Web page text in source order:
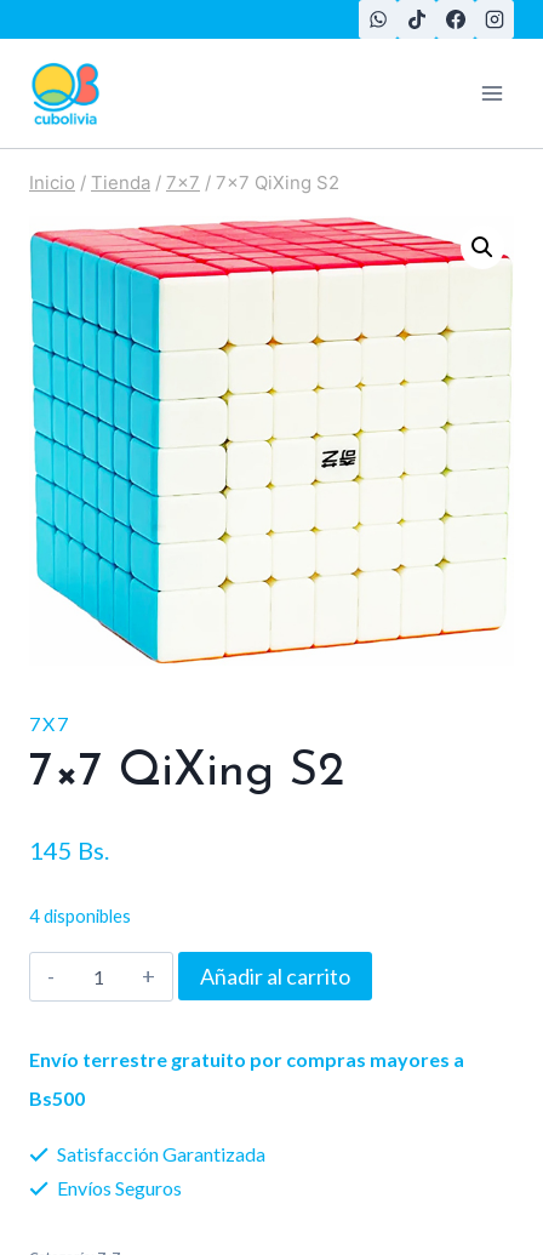
contenido
Inicio / Tienda / 7x7 / 7×7 QiXing S2
7X7
7×7 QiXing S2
145 Bs.
4 disponibles
7x7
QiXing
S2
cantidad
Añadir al carrito
Envío terrestre gratuito por compras mayores a
Bs500
Satisfacción Garantizada
Envíos Seguros